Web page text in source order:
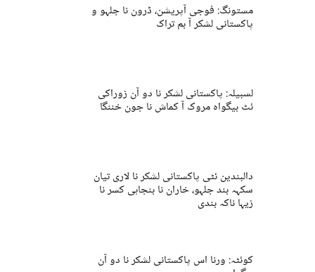
مستونگ: فوجی آپریشن، ڈرون نا جلہو و
پاکستانی لشکر آ بم تراک
لسبیلہ: پاکستانی لشکر نا دو آن زوراکی
ئٹ بیگواہ مروک آ کماش نا جون خننگا
دالبندین ئٹی پاکستانی لشکر نا لاری تیان
سکہہ بند جلہو، خاران نا بنجاہی کسر نا
زیہا ناکہ بندی
کوئٹہ: ورنا اس پاکستانی لشکر نا دو آن